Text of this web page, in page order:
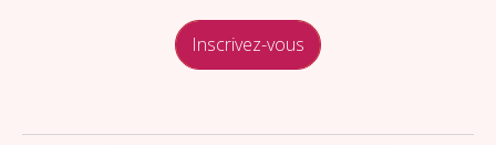
Inscrivez-vous